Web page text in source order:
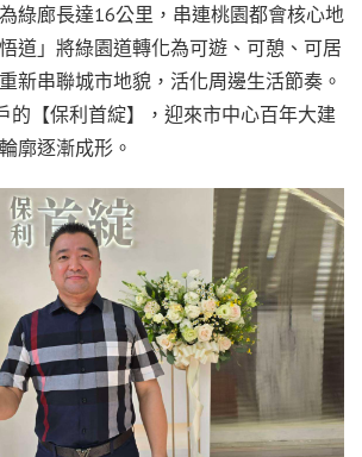
綠廊長達16公里，串連桃園都會核心地
道」將綠園道轉化為可遊、可憩、可居
新串聯城市地貌，活化周邊生活節奏。
的【保利首綻】，迎來市中心百年大建
廓逐漸成形。